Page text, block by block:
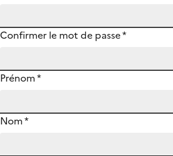
Confirmer le mot de passe*
Prénom*
Nom*